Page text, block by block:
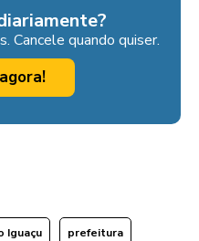
Cancele quando quiser.
Iguaçu prefeitura